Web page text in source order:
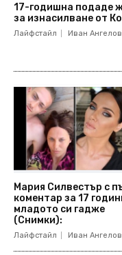
17-годишна подаде
за изнасилване от
Лайфстайл Иван Ангелов
Мария Силвестър с
коментар за 17
младото си гадже
(Снимки):
Лайфстайл Иван Ангелов